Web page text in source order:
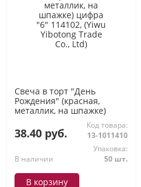
Свеча в торт "День
Рождения" (красная,
металлик, на шпажке)
цифра "6" 114102, (Yiwu
Yibotong Trade Co., Ltd)
38.40 руб.
Код товара:
13-1011410
В наличии
Упаковка:
50 шт.
В корзину